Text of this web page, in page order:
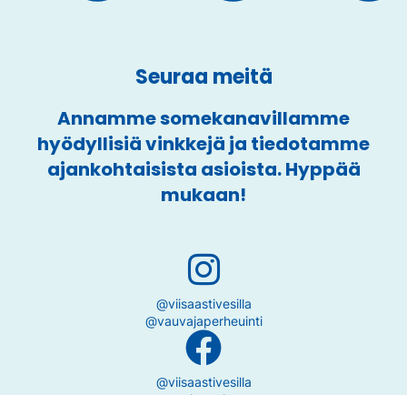
Seuraa meitä
Annamme somekanavillamme
hyödyllisiä vinkkejä ja tiedotamme
ajankohtaisista asioista. Hyppää
mukaan!
@viisaastivesilla
@vauvajaperheuinti
@viisaastivesilla